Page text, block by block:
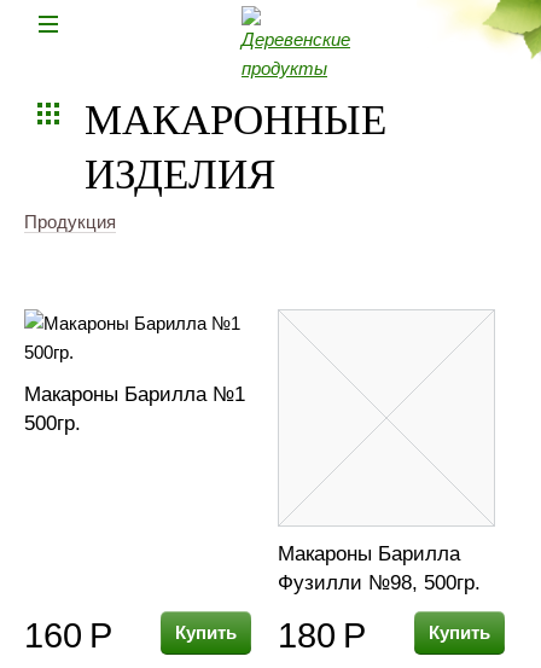
МАКАРОННЫЕ
ИЗДЕЛИЯ
Продукция
Макароны Барилла №1
500гр.
160 Р Купить
Макароны Барилла
Фузилли №98, 500гр.
180 Р Купить